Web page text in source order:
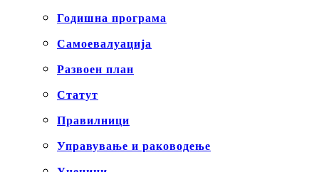
Годишна програма
Самоевалуација
Развоен план
Статут
Правилници
Управување и раководење